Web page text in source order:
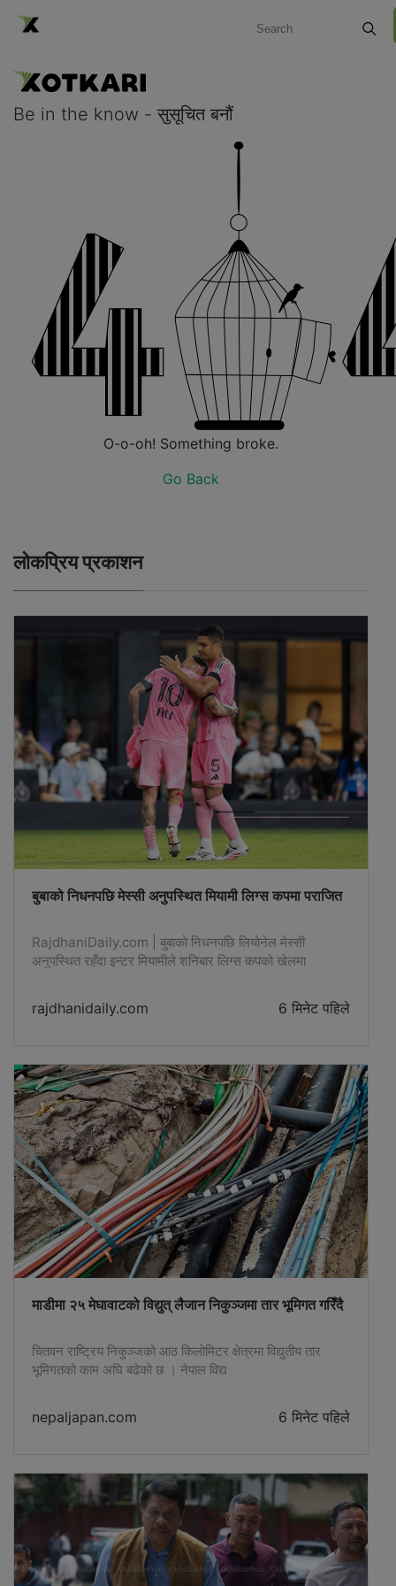
Be in the know - सुसूचित बनौं
O-o-oh! Something broke.
Go Back
लोकप्रिय प्रकाशन
बुबाको निधनपछि मेस्सी अनुपस्थित मियामी लिग्स कपमा पराजित
RajdhaniDaily.com | बुबाको निधनपछि लियोनेल मेस्सी
अनुपस्थित रहँदा इन्टर मियामीले शनिबार लिग्स कपको खेलमा
rajdhanidaily.com 6 मिनेट पहिले
माडीमा २५ मेघावाटको विद्युत् लैजान निकुञ्जमा तार भूमिगत गरिँदै
चितवन राष्ट्रिय निकुञ्जको आठ किलोमिटर क्षेत्रमा विद्युतीय तार
भूमिगतको काम अघि बढेको छ । नेपाल विद्य
nepaljapan.com 6 मिनेट पहिले